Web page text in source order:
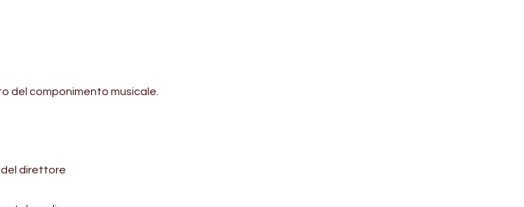
del componimento musicale.
del direttore